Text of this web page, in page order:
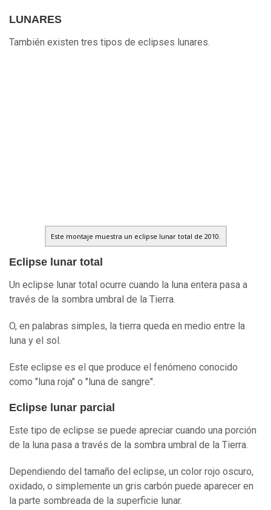
LUNARES
También existen tres tipos de eclipses lunares.
Este montaje muestra un eclipse lunar total de 2010.
Eclipse lunar total
Un eclipse lunar total ocurre cuando la luna entera pasa a
través de la sombra umbral de la Tierra.
O, en palabras simples, la tierra queda en medio entre la
luna y el sol.
Este eclipse es el que produce el fenómeno conocido
como "luna roja" o "luna de sangre".
Eclipse lunar parcial
Este tipo de eclipse se puede apreciar cuando una porción
de la luna pasa a través de la sombra umbral de la Tierra.
Dependiendo del tamaño del eclipse, un color rojo oscuro,
oxidado, o simplemente un gris carbón puede aparecer en
la parte sombreada de la superficie lunar.